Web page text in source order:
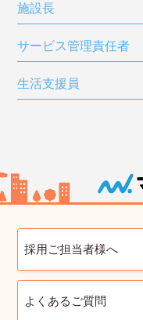
施設長
サービス管理責任者
生活支援員
採用ご担当者様へ
よくあるご質問